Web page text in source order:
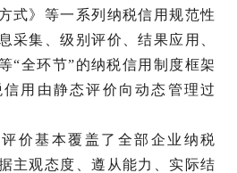
式》等一系列纳税信用规范性
采集、级别评价、结果应用、
“全环节”的纳税信用制度框架
用由静态评价向动态管理过
价基本覆盖了全部企业纳税
主观态度、遵从能力、实际结